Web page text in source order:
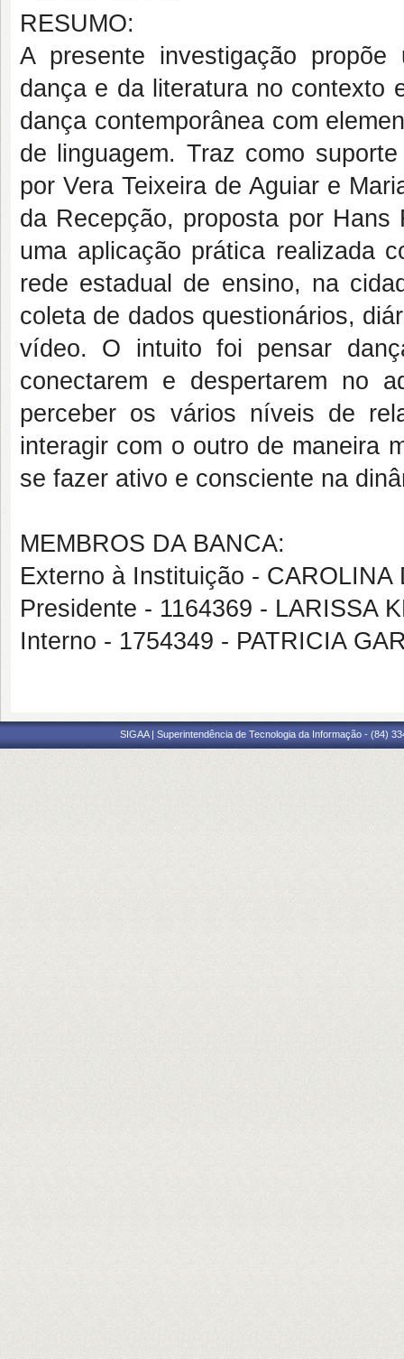
RESUMO:
A presente investigação
dança e da literatura no contexto
dança contemporânea com
de linguagem. Traz como
por Vera Teixeira de Aguiar e
da Recepção, proposta por
uma aplicação prática realizada
rede estadual de ensino, na
coleta de dados questionários,
vídeo. O intuito foi pensar
conectarem e despertarem no
perceber os vários níveis de
interagir com o outro de maneira
se fazer ativo e consciente na
MEMBROS DA BANCA:
Externo à Instituição -
Presidente - 1164369 - LARISSA
Interno - 1754349 - PATRICIA
SIGAA | Superintendência de Tecnologia da Informação - (84)